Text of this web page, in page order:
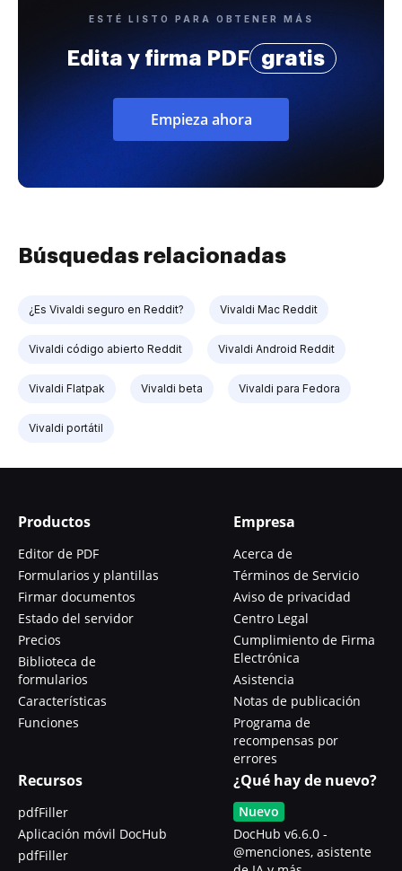
ESTÉ LISTO PARA OBTENER MÁS
Edita y firma PDF gratis
Empieza ahora
Búsquedas relacionadas
¿Es Vivaldi seguro en Reddit? Vivaldi Mac Reddit
Vivaldi código abierto Reddit Vivaldi Android Reddit
Vivaldi Flatpak Vivaldi beta Vivaldi para Fedora
Vivaldi portátil
Productos
Editor de PDF
Formularios y plantillas
Firmar documentos
Estado del servidor
Precios
Biblioteca de
formularios
Características
Funciones
Empresa
Acerca de
Términos de Servicio
Aviso de privacidad
Centro Legal
Cumplimiento de Firma
Electrónica
Asistencia
Notas de publicación
Programa de
recompensas por
errores
Recursos
pdfFiller
Aplicación móvil DocHub
pdfFiller
¿Qué hay de nuevo?
Nuevo
DocHub v6.6.0 -
@menciones, asistente